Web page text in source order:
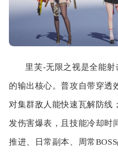
里芙-无限之视是全能
的输出核心。普攻自带穿透
对集群敌人能快速瓦解防线
发伤害爆表，且技能冷却时
推进、日常副本、周常